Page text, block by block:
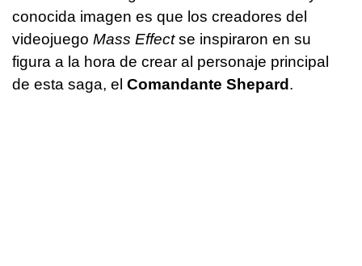
conocida imagen es que los creadores del
videojuego Mass Effectse inspiraron en su
figura a la hora de crear al personaje principal
de esta saga, el Comandante Shepard .